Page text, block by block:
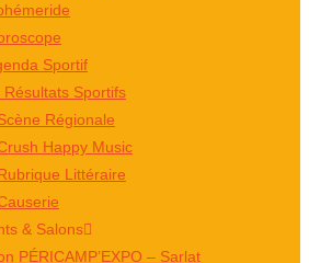
Sportif
Résultats Sportifs
Régionale
Happy Music
Littéraire
& Salons
PÉRICAMP’EXPO – Sarlat